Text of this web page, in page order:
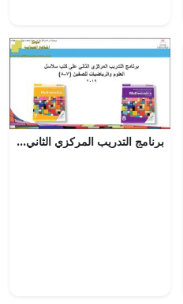
برنامج التدريب المركزي الثاني على كتب سلاسل الرياضيات (رياضيات) الثامن